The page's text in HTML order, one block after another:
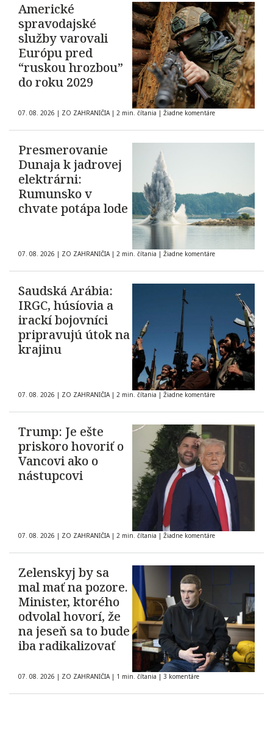
Americké
spravodajské
služby varovali
Európu pred
“ruskou hrozbou”
do roku 2029
07. 08. 2026 | ZO ZAHRANIČIA | 2 min. čítania | Žiadne komentáre
Presmerovanie
Dunaja k jadrovej
elektrárni:
Rumunsko v
chvate potápa lode
07. 08. 2026 | ZO ZAHRANIČIA | 2 min. čítania | Žiadne komentáre
Saudská Arábia:
IRGC, húsíovia a
irackí bojovníci
pripravujú útok na
krajinu
07. 08. 2026 | ZO ZAHRANIČIA | 2 min. čítania | Žiadne komentáre
Trump: Je ešte
priskoro hovoriť o
Vancovi ako o
nástupcovi
07. 08. 2026 | ZO ZAHRANIČIA | 2 min. čítania | Žiadne komentáre
Zelenskyj by sa
mal mať na pozore.
Minister, ktorého
odvolal hovorí, že
na jeseň sa to bude
iba radikalizovať
07. 08. 2026 | ZO ZAHRANIČIA | 1 min. čítania | 3 komentáre